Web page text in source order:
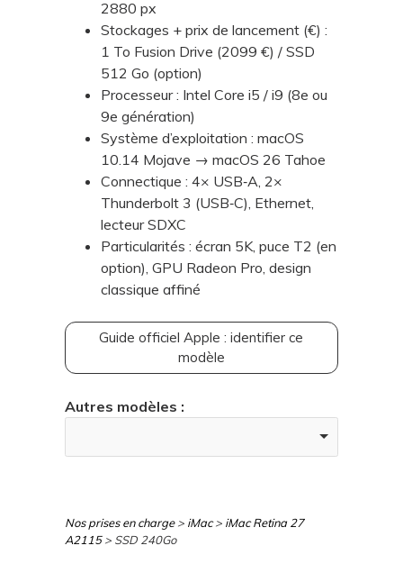
2880 px
Stockages + prix de lancement (€) :
1 To Fusion Drive (2099 €) / SSD
512 Go (option)
Processeur : Intel Core i5 / i9 (8e ou
9e génération)
Système d’exploitation : macOS
10.14 Mojave → macOS 26 Tahoe
Connectique : 4× USB‑A, 2×
Thunderbolt 3 (USB‑C), Ethernet,
lecteur SDXC
Particularités : écran 5K, puce T2 (en
option), GPU Radeon Pro, design
classique affiné
Guide officiel Apple : identifier ce
modèle
Autres modèles :
Nos prises en charge> iMac> iMac Retina 27
A2115> SSD 240Go